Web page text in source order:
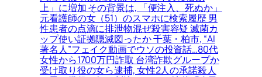
上」に増加 その背景は, 「便注入、死ぬか」
元看護師の女（51）のスマホに検索履歴 男
性患者の点滴に排泄物混ぜ殺害容疑 滅菌カ
ップ使い証拠隠滅図ったか 千葉・柏市, “AI
著名人”フェイク動画でウソの投資話…80代
女性から1700万円詐取 台湾詐欺グループか
受け取り役の女ら逮捕, 女性2人の承諾殺人